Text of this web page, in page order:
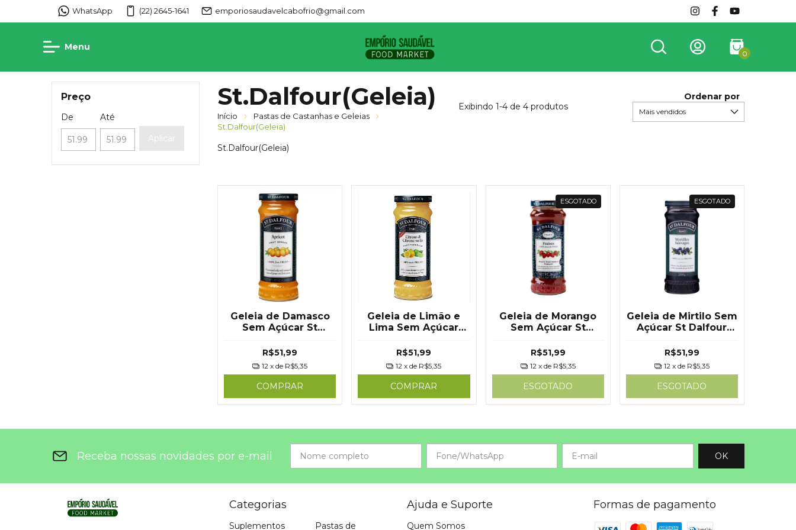
WhatsApp (22) 2645-1641 emporiosaudavelcabofrio@gmail.com
Menu
0
Preço
De
Até
Aplicar
St.Dalfour(Geleia)
Início
Pastas de Castanhas e Geleias
St.Dalfour(Geleia)
Exibindo 1-4 de 4 produtos
Ordenar por
St.Dalfour(Geleia)
Geleia de Damasco
Sem Açúcar St
Dalfour
R$51,99
12 x de R$5,35
COMPRAR
Geleia de Limão e
Lima Sem Açúcar
R$51,99
12 x de R$5,35
COMPRAR
ESGOTADO
Geleia de Morango
Sem Açúcar St
Dalfour
R$51,99
12 x de R$5,35
ESGOTADO
ESGOTADO
Geleia de Mirtilo Sem
Açúcar St Dalfour
R$51,99
12 x de R$5,35
ESGOTADO
Receba nossas novidades por e-mail
Categorias
Suplementos Pastas de
Ajuda e Suporte
Quem Somos
Formas de pagamento